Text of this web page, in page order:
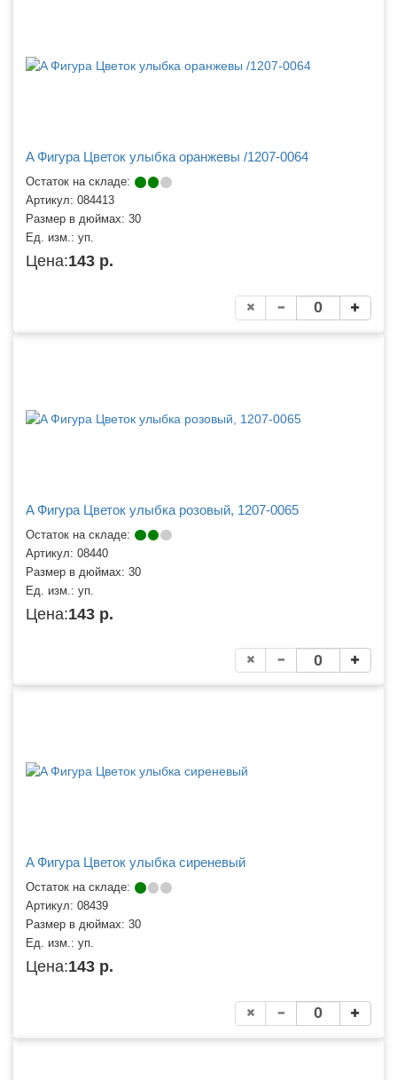
A Фигура Цветок улыбка оранжевы /1207-0064
Остаток на складе:
Артикул: 084413
Размер в дюймах: 30
Ед. изм.: уп.
Цена:143 р.
A Фигура Цветок улыбка розовый, 1207-0065
Остаток на складе:
Артикул: 08440
Размер в дюймах: 30
Ед. изм.: уп.
Цена:143 р.
A Фигура Цветок улыбка сиреневый
Остаток на складе:
Артикул: 08439
Размер в дюймах: 30
Ед. изм.: уп.
Цена:143 р.